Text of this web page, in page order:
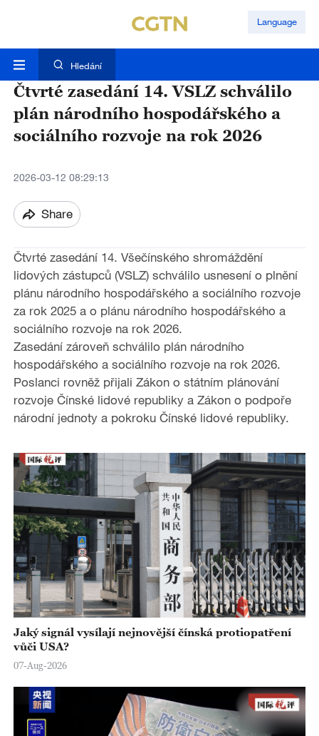
Language
Hledání
Čtvrté zasedání 14. VSLZ schválilo
plán národního hospodářského a
sociálního rozvoje na rok 2026
2026-03-12 08:29:13
Share
Čtvrté zasedání 14. Všečínského shromáždění
lidových zástupců (VSLZ) schválilo usnesení o plnění
plánu národního hospodářského a sociálního rozvoje
za rok 2025 a o plánu národního hospodářského a
sociálního rozvoje na rok 2026.
Zasedání zároveň schválilo plán národního
hospodářského a sociálního rozvoje na rok 2026.
Poslanci rovněž přijali Zákon o státním plánování
rozvoje Čínské lidové republiky a Zákon o podpoře
národní jednoty a pokroku Čínské lidové republiky.
Jaký signál vysílají nejnovější čínská protiopatření
vůči USA?
07-Aug-2026